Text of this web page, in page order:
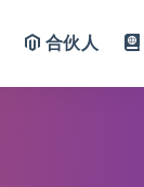
合伙人